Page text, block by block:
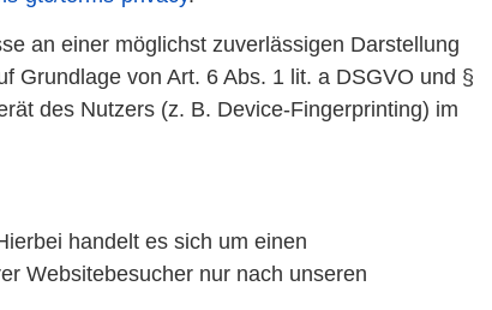
an einer möglichst zuverlässigen Darstellung
Grundlage von Art. 6 Abs. 1 lit. a DSGVO und §
des Nutzers (z. B. Device-Fingerprinting) im
handelt es sich um einen
Websitebesucher nur nach unseren